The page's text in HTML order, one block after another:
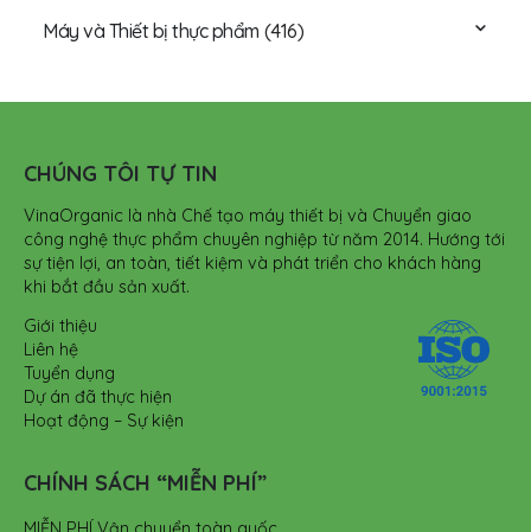
Máy và Thiết bị thực phẩm (416)
CHÚNG TÔI TỰ TIN
VinaOrganic là nhà Chế tạo máy thiết bị và Chuyển giao
công nghệ thực phẩm chuyên nghiệp từ năm 2014. Hướng tới
sự tiện lợi, an toàn, tiết kiệm và phát triển cho khách hàng
khi bắt đầu sản xuất.
Giới thiệu
Liên hệ
Tuyển dụng
Dự án đã thực hiện
Hoạt động – Sự kiện
CHÍNH SÁCH “MIỄN PHÍ”